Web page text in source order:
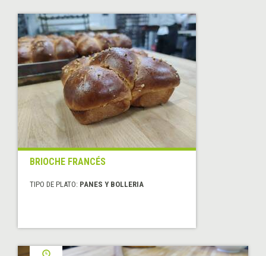
BRIOCHE FRANCÉS
TIPO DE PLATO: PANES Y BOLLERIA